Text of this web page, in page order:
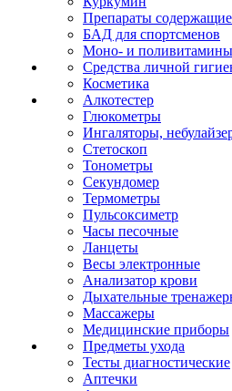
Препараты содержащие
БАД для спортсменов
Моно- и поливитамины
Средства личной
Косметика
Алкотестер
Глюкометры
Ингаляторы,
Стетоскоп
Тонометры
Секундомер
Термометры
Пульсоксиметр
Часы песочные
Ланцеты
Весы электронные
Анализатор крови
Дыхательные
Массажеры
Медицинские приборы
Предметы ухода
Тесты диагностические
Аптечки